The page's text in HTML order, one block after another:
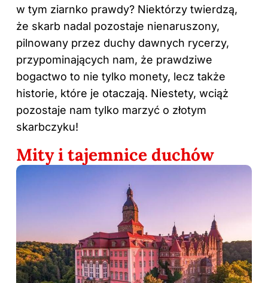
w tym ziarnko prawdy? Niektórzy twierdzą,
że skarb nadal pozostaje nienaruszony,
pilnowany przez duchy dawnych rycerzy,
przypominających nam, że prawdziwe
bogactwo to nie tylko monety, lecz także
historie, które je otaczają. Niestety, wciąż
pozostaje nam tylko marzyć o złotym
skarbczyku!
Mity i tajemnice duchów